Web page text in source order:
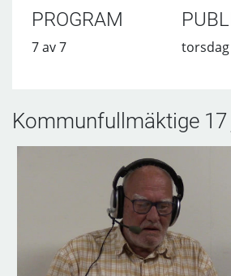
PROGRAM
7 av 7 torsdag
Kommunfullmäktige 17